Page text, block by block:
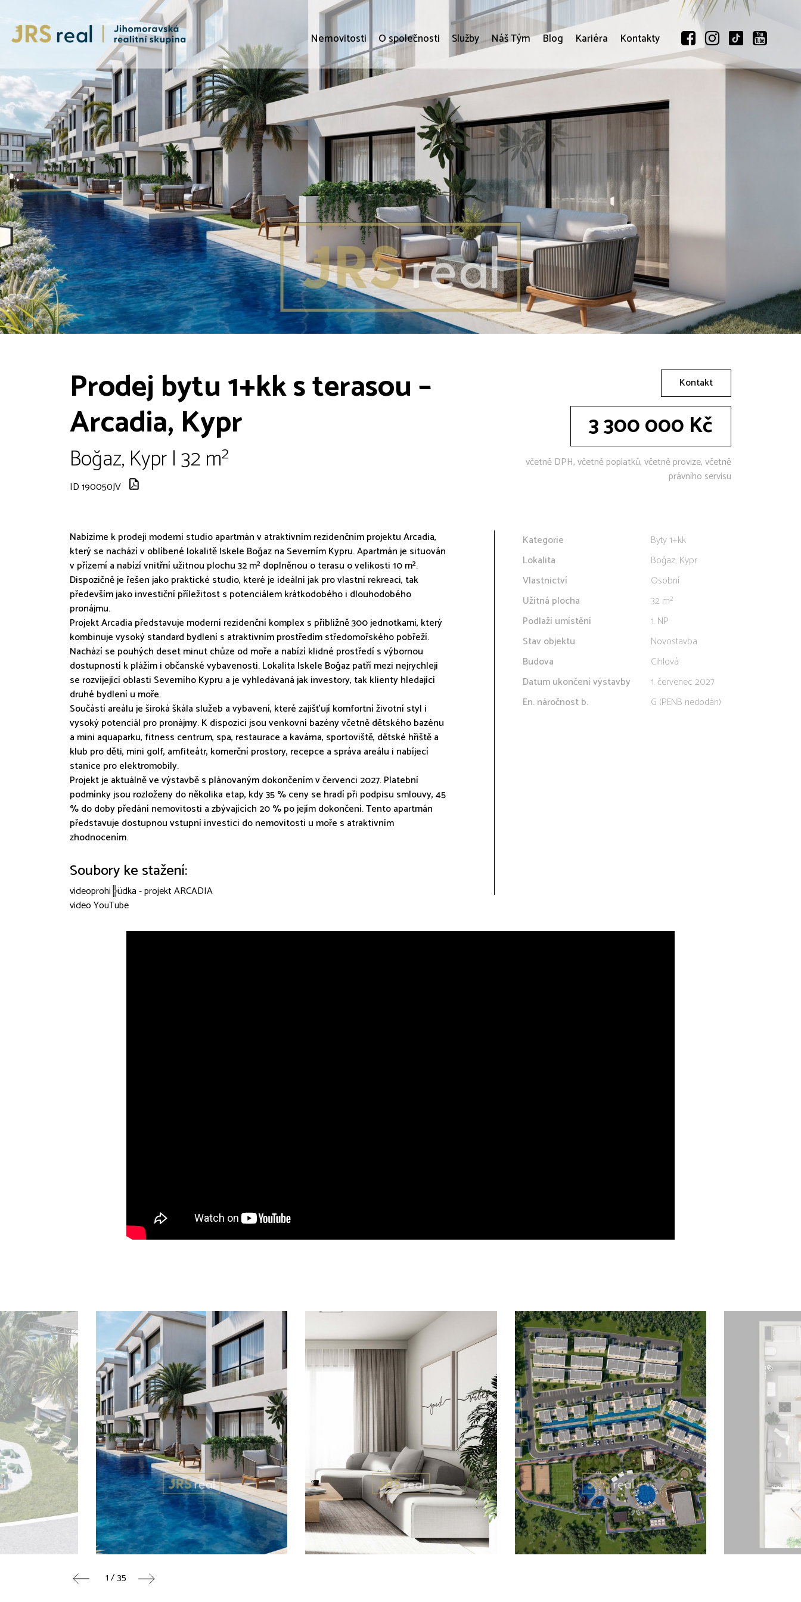
Nemovitosti O společnosti Služby Náš Tým Blog Kariéra Kontakty
Prodej bytu 1+kk s terasou –
Arcadia, Kypr
Boğaz, Kypr | 32 m²
ID 190050JV
Kontakt
3 300 000 Kč
včetně DPH, včetně poplatků, včetně provize, včetně
právního servisu
Nabízíme k prodeji moderní studio apartmán v atraktivním rezidenčním projektu Arcadia,
který se nachází v oblíbené lokalitě Iskele Boğaz na Severním Kypru. Apartmán je situován
v přízemí a nabízí vnitřní užitnou plochu 32 m² doplněnou o terasu o velikosti 10 m².
Dispozičně je řešen jako praktické studio, které je ideální jak pro vlastní rekreaci, tak
především jako investiční příležitost s potenciálem krátkodobého i dlouhodobého
pronájmu.
Projekt Arcadia představuje moderní rezidenční komplex s přibližně 300 jednotkami, který
kombinuje vysoký standard bydlení s atraktivním prostředím středomořského pobřeží.
Nachází se pouhých deset minut chůze od moře a nabízí klidné prostředí s výbornou
dostupností k plážím i občanské vybavenosti. Lokalita Iskele Boğaz patří mezi nejrychleji
se rozvíjející oblasti Severního Kypru a je vyhledávaná jak investory, tak klienty hledající
druhé bydlení u moře.
Součástí areálu je široká škála služeb a vybavení, které zajišťují komfortní životní styl i
vysoký potenciál pro pronájmy. K dispozici jsou venkovní bazény včetně dětského bazénu
a mini aquaparku, fitness centrum, spa, restaurace a kavárna, sportoviště, dětské hřiště a
klub pro děti, mini golf, amfiteátr, komerční prostory, recepce a správa areálu i nabíjecí
stanice pro elektromobily.
Projekt je aktuálně ve výstavbě s plánovaným dokončením v červenci 2027. Platební
podmínky jsou rozloženy do několika etap, kdy 35 % ceny se hradí při podpisu smlouvy, 45
% do doby předání nemovitosti a zbývajících 20 % po jejím dokončení. Tento apartmán
představuje dostupnou vstupní investici do nemovitosti u moře s atraktivním
zhodnocením.
Soubory ke stažení:
videoprohi╠üdka - projekt ARCADIA
video YouTube
Kategorie
Byty 1+kk
Lokalita
Boğaz, Kypr
Vlastnictví
Osobní
Užitná plocha
32 m²
Podlaží umístění
1. NP
Stav objektu
Novostavba
Budova
Cihlová
Datum ukončení výstavby
1. červenec 2027
En. náročnost b.
G (PENB nedodán)
1 / 35